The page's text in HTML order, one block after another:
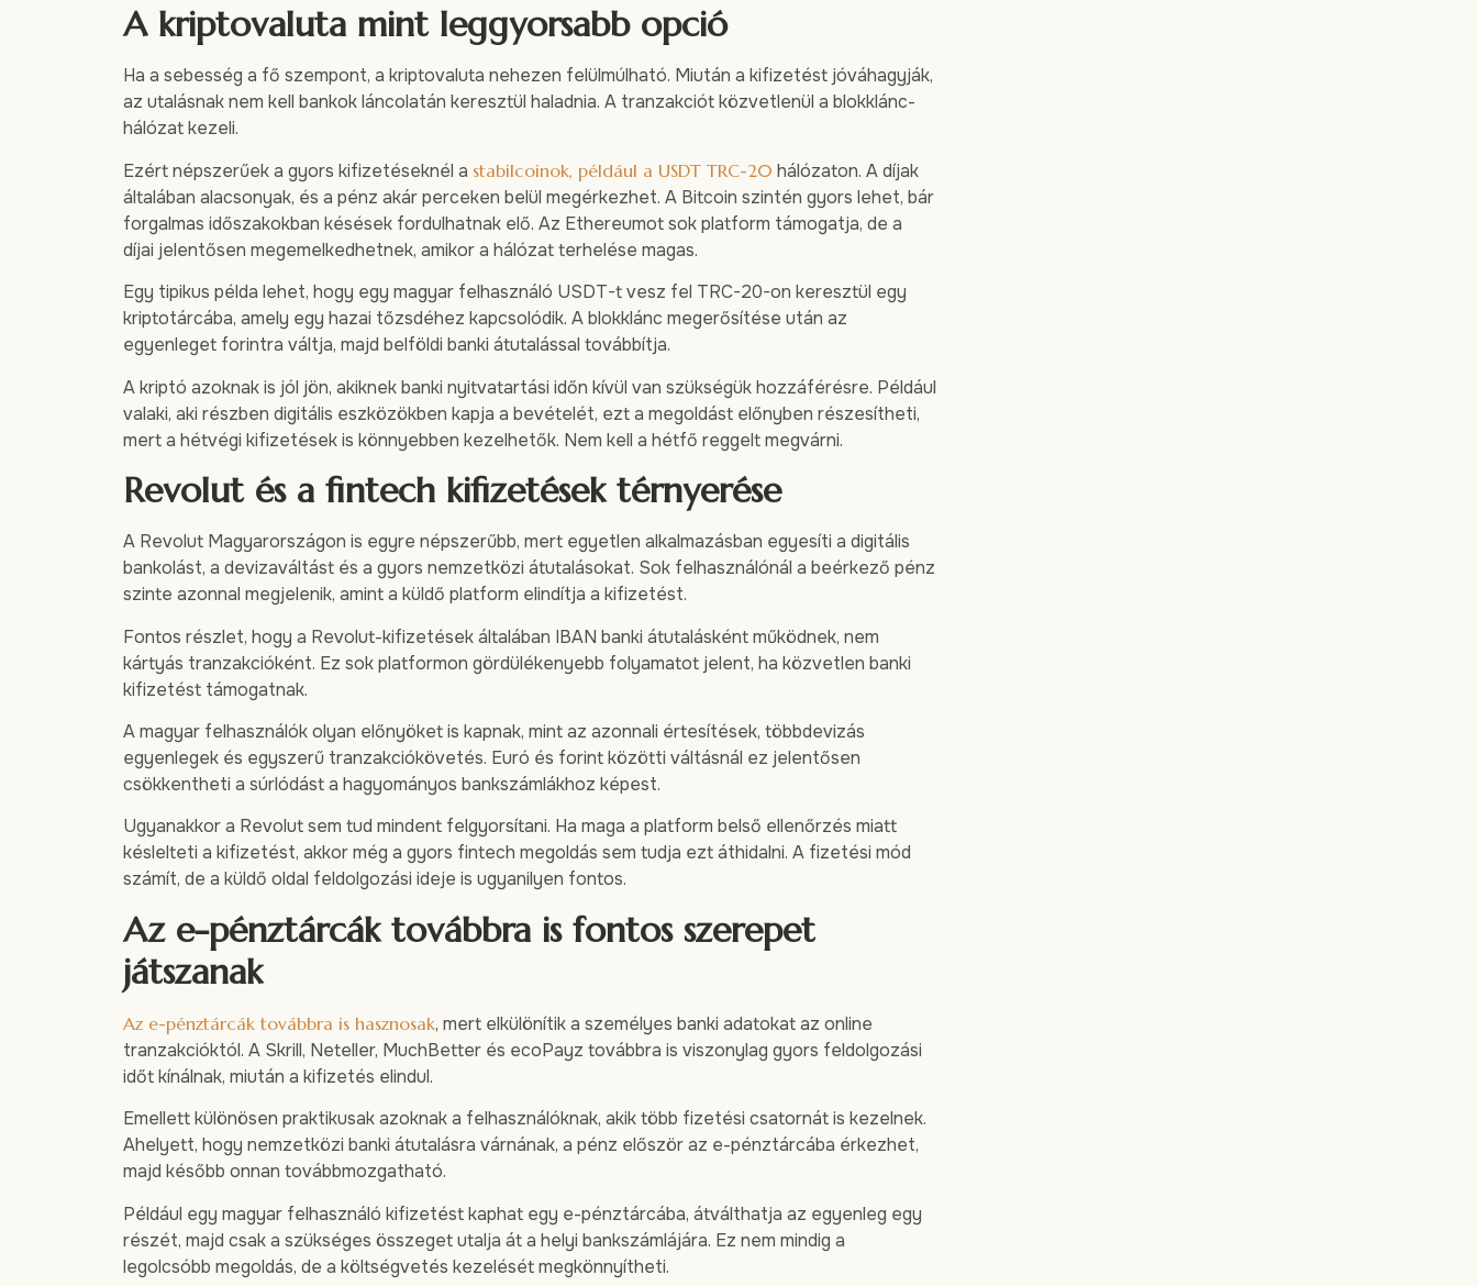
A kriptovaluta mint leggyorsabb opció
Ha a sebesség a fő szempont, a kriptovaluta nehezen felülmúlható. Miután a kifizetést jóváhagyják,
az utalásnak nem kell bankok láncolatán keresztül haladnia. A tranzakciót közvetlenül a blokklánc-
hálózat kezeli.
Ezért népszerűek a gyors kifizetéseknél a stabilcoinok, például a USDT TRC-20 hálózaton. A díjak
általában alacsonyak, és a pénz akár perceken belül megérkezhet. A Bitcoin szintén gyors lehet, bár
forgalmas időszakokban késések fordulhatnak elő. Az Ethereumot sok platform támogatja, de a
díjai jelentősen megemelkedhetnek, amikor a hálózat terhelése magas.
Egy tipikus példa lehet, hogy egy magyar felhasználó USDT-t vesz fel TRC-20-on keresztül egy
kriptotárcába, amely egy hazai tőzsdéhez kapcsolódik. A blokklánc megerősítése után az
egyenleget forintra váltja, majd belföldi banki átutalással továbbítja.
A kriptó azoknak is jól jön, akiknek banki nyitvatartási időn kívül van szükségük hozzáférésre. Például
valaki, aki részben digitális eszközökben kapja a bevételét, ezt a megoldást előnyben részesítheti,
mert a hétvégi kifizetések is könnyebben kezelhetők. Nem kell a hétfő reggelt megvárni.
Revolut és a fintech kifizetések térnyerése
A Revolut Magyarországon is egyre népszerűbb, mert egyetlen alkalmazásban egyesíti a digitális
bankolást, a devizaváltást és a gyors nemzetközi átutalásokat. Sok felhasználónál a beérkező pénz
szinte azonnal megjelenik, amint a küldő platform elindítja a kifizetést.
Fontos részlet, hogy a Revolut-kifizetések általában IBAN banki átutalásként működnek, nem
kártyás tranzakcióként. Ez sok platformon gördülékenyebb folyamatot jelent, ha közvetlen banki
kifizetést támogatnak.
A magyar felhasználók olyan előnyöket is kapnak, mint az azonnali értesítések, többdevizás
egyenlegek és egyszerű tranzakciókövetés. Euró és forint közötti váltásnál ez jelentősen
csökkentheti a súrlódást a hagyományos bankszámlákhoz képest.
Ugyanakkor a Revolut sem tud mindent felgyorsítani. Ha maga a platform belső ellenőrzés miatt
késlelteti a kifizetést, akkor még a gyors fintech megoldás sem tudja ezt áthidalni. A fizetési mód
számít, de a küldő oldal feldolgozási ideje is ugyanilyen fontos.
Az e-pénztárcák továbbra is fontos szerepet
játszanak
Az e-pénztárcák továbbra is hasznosak, mert elkülönítik a személyes banki adatokat az online
tranzakcióktól. A Skrill, Neteller, MuchBetter és ecoPayz továbbra is viszonylag gyors feldolgozási
időt kínálnak, miután a kifizetés elindul.
Emellett különösen praktikusak azoknak a felhasználóknak, akik több fizetési csatornát is kezelnek.
Ahelyett, hogy nemzetközi banki átutalásra várnának, a pénz először az e-pénztárcába érkezhet,
majd később onnan továbbmozgatható.
Például egy magyar felhasználó kifizetést kaphat egy e-pénztárcába, átválthatja az egyenleg egy
részét, majd csak a szükséges összeget utalja át a helyi bankszámlájára. Ez nem mindig a
legolcsóbb megoldás, de a költségvetés kezelését megkönnyítheti.